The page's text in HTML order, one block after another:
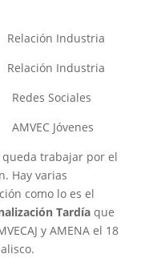
Industria
Industria
Sociales
Jóvenes
queda trabajar por el
Hay varias
como lo es el
Tardíaque
y AMENA el 18